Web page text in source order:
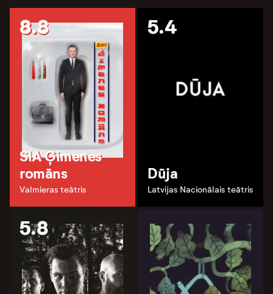
8.8
SIA Ģimenes
romāns
Valmieras teātris
5.4
Dūja
Latvijas Nacionālais teātris
5.8